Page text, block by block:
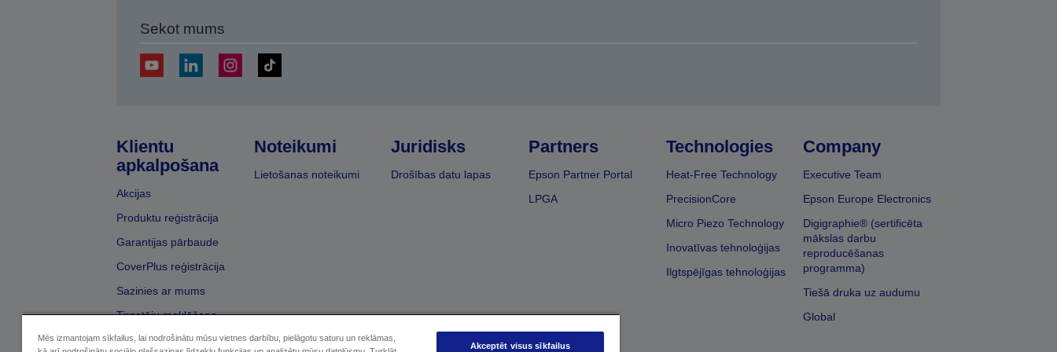
Sekot mums
Klientu
apkalpošana
Akcijas
Produktu reģistrācija
Garantijas pārbaude
CoverPlus reģistrācija
Sazinies ar mums
Tirgotāju meklēšana
Noteikumi
Lietošanas noteikumi
Juridisks
Drošības datu lapas
Partners
Epson Partner Portal
LPGA
Technologies
Heat-Free Technology
PrecisionCore
Micro Piezo Technology
Inovatīvas tehnoloģijas
Ilgtspējīgas tehnoloģijas
Company
Executive Team
Epson Europe Electronics
Digigraphie® (sertificēta
mākslas darbu
reproducēšanas
programma)
Tiešā druka uz audumu
Global
Mēs izmantojam sīkfailus, lai nodrošinātu mūsu vietnes darbību, pielāgotu saturu un reklāmas,
Akceptēt visus sīkfailus